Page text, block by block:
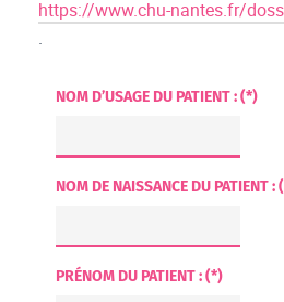
https://www.chu-nantes.fr/
.
NOM D’USAGE DU PATIENT : (*)
NOM DE NAISSANCE DU PATIENT :
PRÉNOM DU PATIENT : (*)